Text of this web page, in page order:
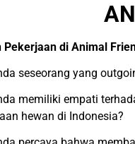
Pekerjaan di Animal
seseorang yang
memiliki empati
hewan di Indonesia?